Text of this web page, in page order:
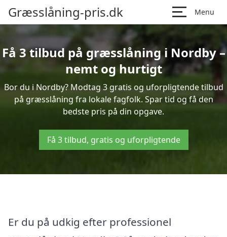
Græsslåning-pris.dk Menu
Få 3 tilbud på græsslåning i Nordby –
nemt og hurtigt
Bor du i Nordby? Modtag 3 gratis og uforpligtende tilbud
på græsslåning fra lokale fagfolk. Spar tid og få den
bedste pris på din opgave.
Få 3 tilbud, gratis og uforpligtende
Er du på udkig efter professionel